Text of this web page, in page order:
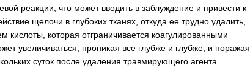
реакции, что может вводить в заблуждение и привести к
щелочи в глубоких тканях, откуда ее трудно удалить,
кислоты, которая отграничивается коагулированными
увеличиваться, проникая все глубже и глубже, и поражая
суток после удаления травмирующего агента.